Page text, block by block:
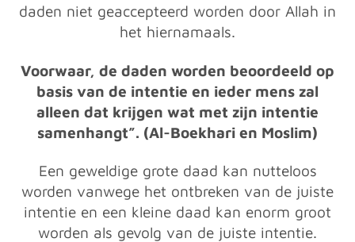
daden niet geaccepteerd worden door Allah in
het hiernamaals.
Voorwaar, de daden worden beoordeeld op
basis van de intentie en ieder mens zal
alleen dat krijgen wat met zijn intentie
samenhangt”. (Al-Boekhari en Moslim)
Een geweldige grote daad kan nutteloos
worden vanwege het ontbreken van de juiste
intentie en een kleine daad kan enorm groot
worden als gevolg van de juiste intentie.